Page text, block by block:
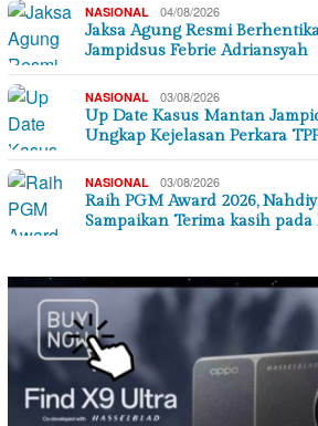
NASIONAL 04/08/2026
Jaksa Agung Resmi
Jampidsus Febrie Adriansyah
NASIONAL 03/08/2026
Up Date Kasus Mantan
Ungkap Kejelasan Perkara
NASIONAL 03/08/2026
Raih PGM Award 2026,
Sampaikan Terima kasih